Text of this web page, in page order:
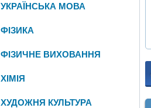
УКРАЇНСЬКА МОВА
ФІЗИКА
ФІЗИЧНЕ ВИХОВАННЯ
ХІМІЯ
ХУДОЖНЯ КУЛЬТУРА